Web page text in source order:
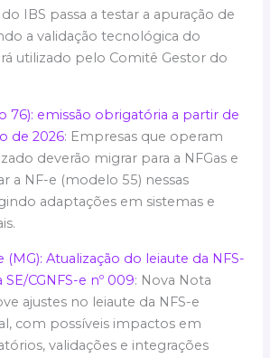
IBS passa a testar a apuração de
a validação tecnológica do
utilizado pelo Comitê Gestor do
76): emissão obrigatória a partir de
de 2026: Empresas que operam
deverão migrar para a NFGas e
a NF-e (modelo 55) nessas
adaptações em sistemas e
Atualização do leiaute da NFS-
CGNFS-e nº 009: Nova Nota
ajustes no leiaute da NFS-e
com possíveis impactos em
validações e integrações